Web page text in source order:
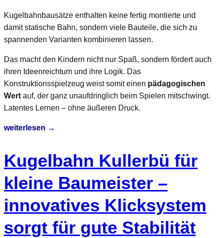
Kugelbahnbausätze enthalten keine fertig montierte und
damit statische Bahn, sondern viele Bauteile, die sich zu
spannenden Varianten kombinieren lassen.
Das macht den Kindern nicht nur Spaß, sondern fördert auch
ihren Ideenreichtum und ihre Logik. Das
Konstruktionsspielzeug weist somit einen pädagogischen
Wert auf, der ganz unaufdringlich beim Spielen mitschwingt.
Latentes Lernen – ohne äußeren Druck.
Test:
Haba
3524
weiterlesen →
Kugelbahn Kullerbü für
kleine Baumeister –
innovatives Klicksystem
sorgt für gute Stabilität